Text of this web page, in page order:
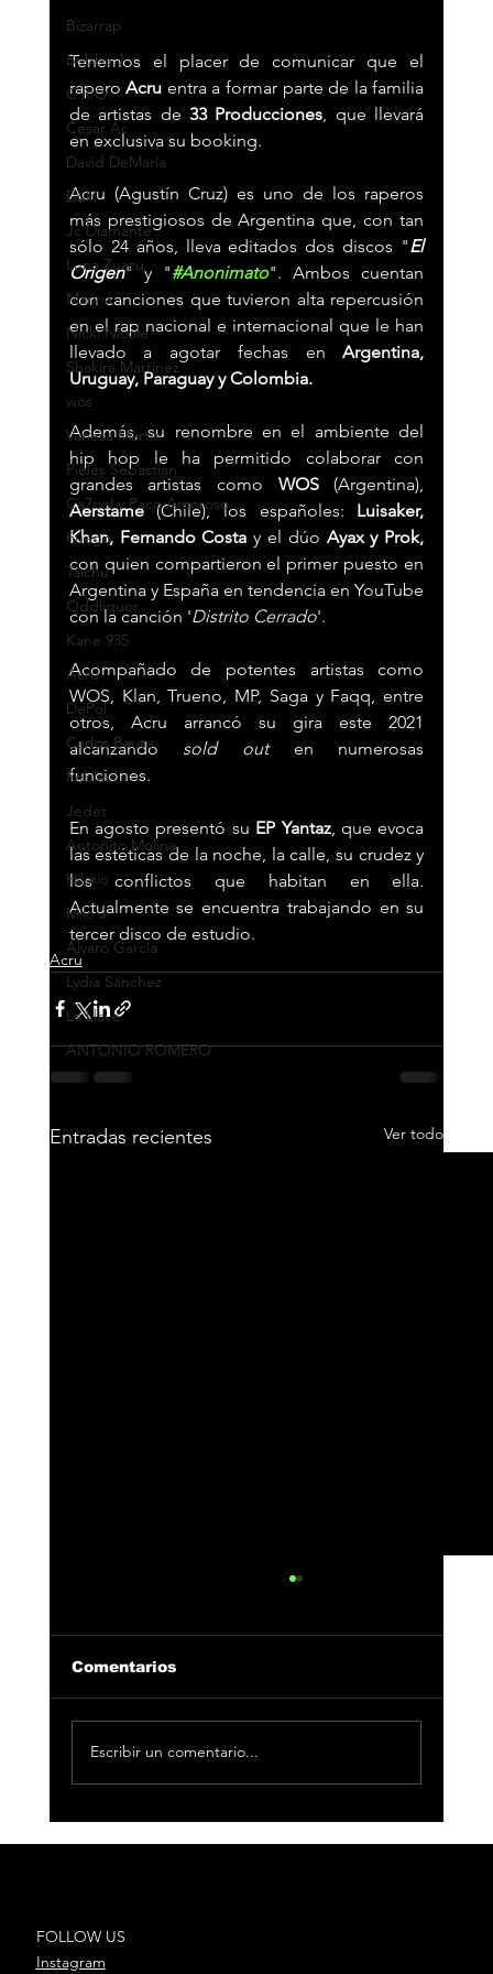
Bizarrap
Bubba J
C.R.O.
Cesar Ac
David DeMaría
Duki
Jc Diamante
Luna Zuazu
Marina
Nicki Nicole
Shakira Martínez
wos
Vanesa Martín
Pieles Sebastian
Ca7riel y Paco Amoroso
Fuego
Taichu
Oddliquor
Kane 935
Acru
DePol
Carlos Baute
Robleis
Jedet
Antoñito Molina
Hilario
Milo J
Álvaro García
Lydia Sánchez
La Llave
ANTONIO ROMERO
Tenemos el placer de comunicar que el
rapero Acru entra a formar parte de la familia
de artistas de 33 Producciones , que llevará
en exclusiva su booking.
Acru (Agustín Cruz) es uno de los raperos
más prestigiosos de Argentina que, con tan
sólo 24 años, lleva editados dos discos "El
Origen" y "#Anonimato". Ambos cuentan
con canciones que tuvieron alta repercusión
en el rap nacional e internacional que le han
llevado a agotar fechas en Argentina,
Uruguay, Paraguay y Colombia.
Además, su renombre en el ambiente del
hip hop le ha permitido colaborar con
grandes artistas como WOS
Aerstame (Chile), los españoles: Luisaker,
Khan, Fernando Costa y el dúo Ayax y Prok,
con quien compartieron el primer puesto en
Argentina y España en tendencia en YouTube
con la canción 'Distrito Cerrado'.
Acompañado de potentes artistas como
WOS, Klan, Trueno, MP, Saga y Faqq, entre
otros, Acru arrancó su gira este 2021
alcanzando sold out en numerosas
funciones.
En agosto presentó su EP Yantaz, que evoca
las estéticas de la noche, la calle, su crudez y
los conflictos que habitan en ella.
Actualmente se encuentra trabajando en su
tercer disco de estudio.
Acru
Entradas recientes Ver todo
Comentarios
Escribir un comentario...
FOLLOW US
Instagram